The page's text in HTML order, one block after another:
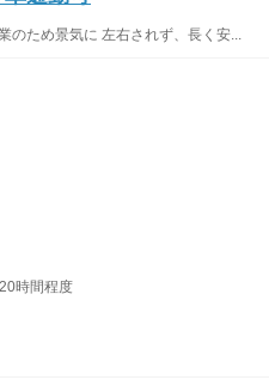
のため景気に 左右されず、長く安...
時間程度